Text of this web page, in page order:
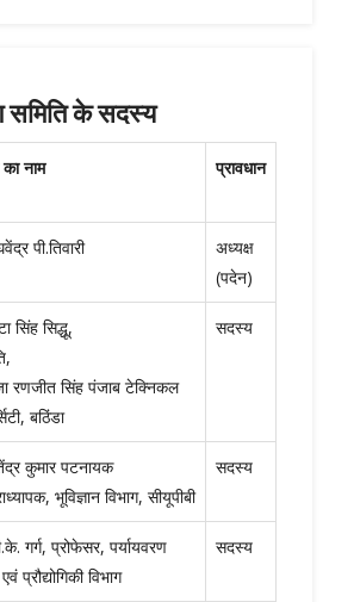
समिति के सदस्य
नाम प्रावधान
पी.तिवारी
अध्यक्ष
(पदेन)
सिंह सिद्धू,
रणजीत सिंह पंजाब टेक्निकल
बठिंडा
सदस्य
कुमार पटनायक
भूविज्ञान विभाग, सीयूपीबी
सदस्य
गर्ग, प्रोफेसर, पर्यायवरण
प्रौद्योगिकी विभाग
सदस्य